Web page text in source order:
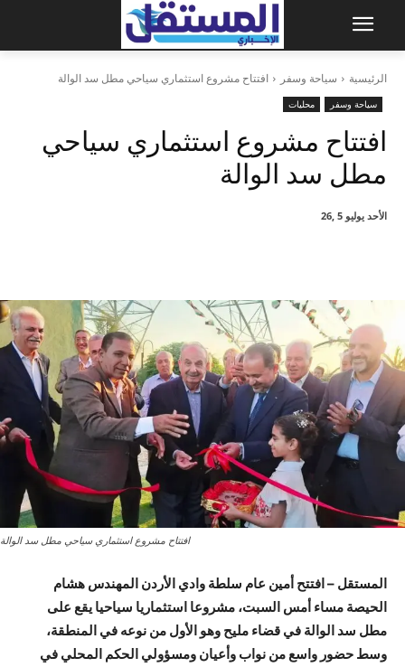
الرئيسية سياحة وسفر افتتاح مشروع استثماري سياحي مطل سد الوالة
سياحة وسفر محليات
افتتاح مشروع استثماري سياحي
مطل سد الوالة
الأحد يوليو 5 ,26
افتتاح مشروع استثماري سياحي مطل سد الوالة
المستقل –افتتح أمين عام سلطة وادي الأردن المهندس هشام
الحيصة مساء أمس السبت، مشروعا استثماريا سياحيا يقع على
مطل سد الوالة في قضاء مليح وهو الأول من نوعه في المنطقة،
وسط حضور واسع من نواب وأعيان ومسؤولي الحكم المحلي في